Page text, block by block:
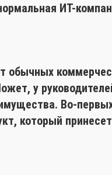
ИТ-
обычных
у
Во-
который